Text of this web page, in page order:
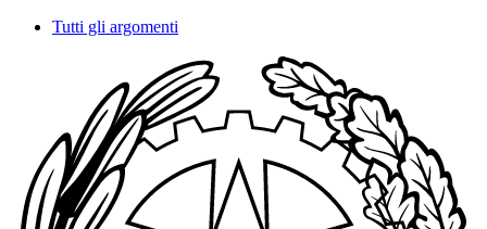
Tutti gli argomenti